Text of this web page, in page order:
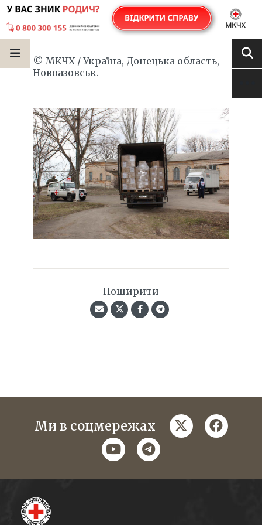
© МКЧХ / Україна, Донецька область,
Новоазовськ.
Поширити
Ми в соцмережах twitter
youtubetelegram